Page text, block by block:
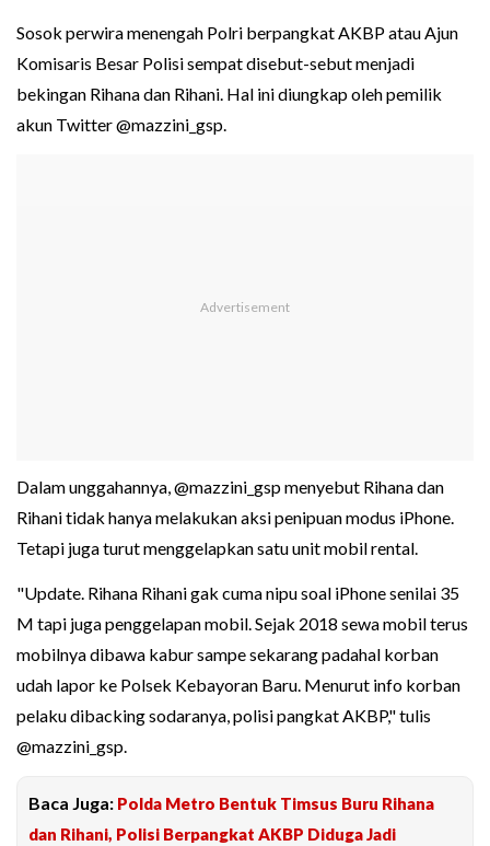
Sosok perwira menengah Polri berpangkat AKBP atau Ajun
Komisaris Besar Polisi sempat disebut-sebut menjadi
bekingan Rihana dan Rihani. Hal ini diungkap oleh pemilik
akun Twitter @mazzini_gsp.
Dalam unggahannya, @mazzini_gsp menyebut Rihana dan
Rihani tidak hanya melakukan aksi penipuan modus iPhone.
Tetapi juga turut menggelapkan satu unit mobil rental.
"Update. Rihana Rihani gak cuma nipu soal iPhone senilai 35
M tapi juga penggelapan mobil. Sejak 2018 sewa mobil terus
mobilnya dibawa kabur sampe sekarang padahal korban
udah lapor ke Polsek Kebayoran Baru. Menurut info korban
pelaku dibacking sodaranya, polisi pangkat AKBP," tulis
@mazzini_gsp.
Baca Juga: Polda Metro Bentuk Timsus Buru Rihana
dan Rihani, Polisi Berpangkat AKBP Diduga Jadi